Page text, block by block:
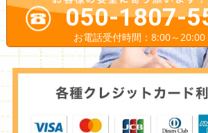
050-1807-
お電話受付時間：8:00～20:00